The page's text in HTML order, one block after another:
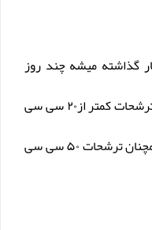
گذاشته میشه چند روز
طول میکشه خارج بشه ؟ به ما گفتن ترشحات کمتر از۲۰ سی سی
باشه خارج کنید الان دوهفته شده همچنان ترشحات ۵۰ سی سی